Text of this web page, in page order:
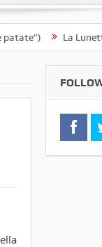
La Lunetta di